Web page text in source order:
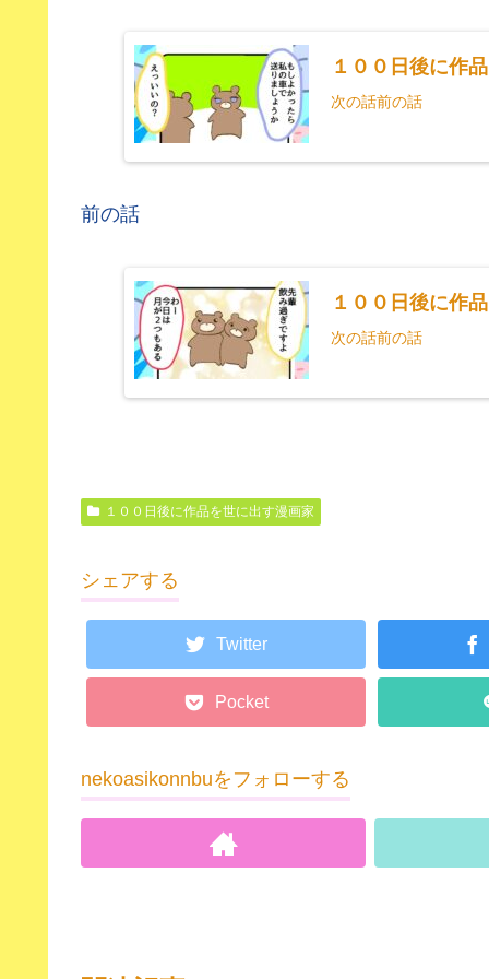
１００日後に作
次の話前の話
前の話
１００日後に作
次の話前の話
１００日後に作品を世に出す漫画家
シェアする
Twitter
Pocket
nekoasikonnbuをフォローする